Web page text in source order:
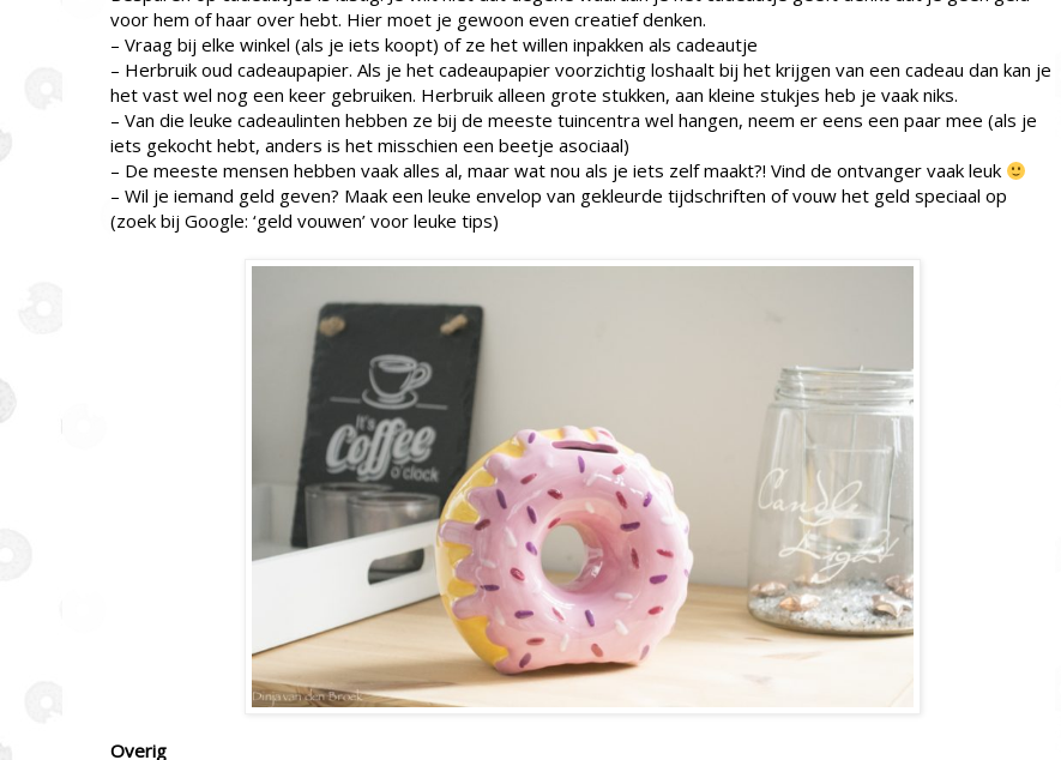
voor hem of haar over hebt. Hier moet je gewoon even creatief denken.
– Vraag bij elke winkel (als je iets koopt) of ze het willen inpakken als cadeautje
– Herbruik oud cadeaupapier. Als je het cadeaupapier voorzichtig loshaalt bij het krijgen van een cadeau dan kan je
het vast wel nog een keer gebruiken. Herbruik alleen grote stukken, aan kleine stukjes heb je vaak niks.
– Van die leuke cadeaulinten hebben ze bij de meeste tuincentra wel hangen, neem er eens een paar mee (als je
iets gekocht hebt, anders is het misschien een beetje asociaal)
– De meeste mensen hebben vaak alles al, maar wat nou als je iets zelf maakt?! Vind de ontvanger vaak leuk
– Wil je iemand geld geven? Maak een leuke envelop van gekleurde tijdschriften of vouw het geld speciaal op
(zoek bij Google: ‘geld vouwen’ voor leuke tips)
Overig